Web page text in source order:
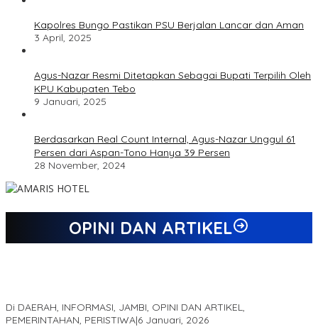
Kapolres Bungo Pastikan PSU Berjalan Lancar dan Aman
3 April, 2025
Agus-Nazar Resmi Ditetapkan Sebagai Bupati Terpilih Oleh
KPU Kabupaten Tebo
9 Januari, 2025
Berdasarkan Real Count Internal, Agus-Nazar Unggul 61
Persen dari Aspan-Tono Hanya 39 Persen
28 November, 2024
OPINI DAN ARTIKEL
Di DAERAH, INFORMASI, JAMBI, OPINI DAN ARTIKEL,
PEMERINTAHAN, PERISTIWA|6 Januari, 2026